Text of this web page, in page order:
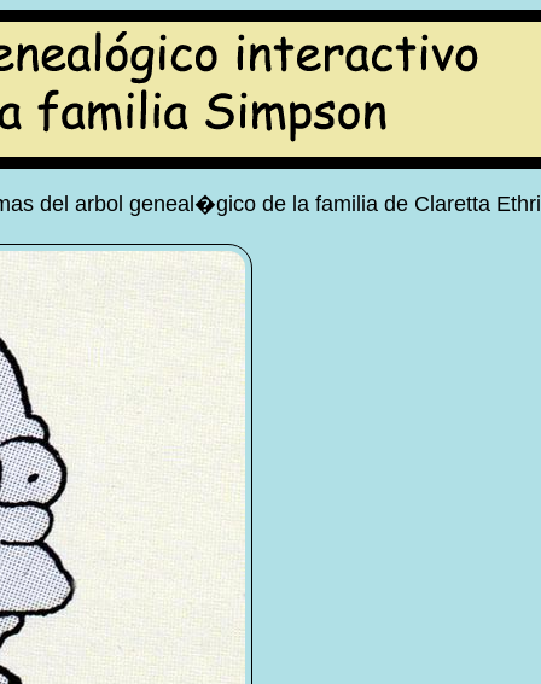
del arbol geneal�gico de la familia de Claretta